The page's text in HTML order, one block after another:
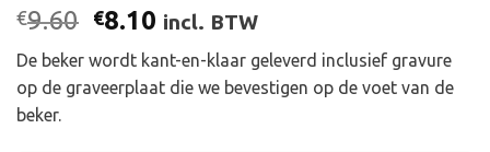
€9.60 Oorspronkelijke
prijs
was:
€9.60.
€8.10 Huidige
prijs
is:
€8.10.
incl. BTW
De beker wordt kant-en-klaar geleverd inclusief gravure
op de graveerplaat die we bevestigen op de voet van de
beker.